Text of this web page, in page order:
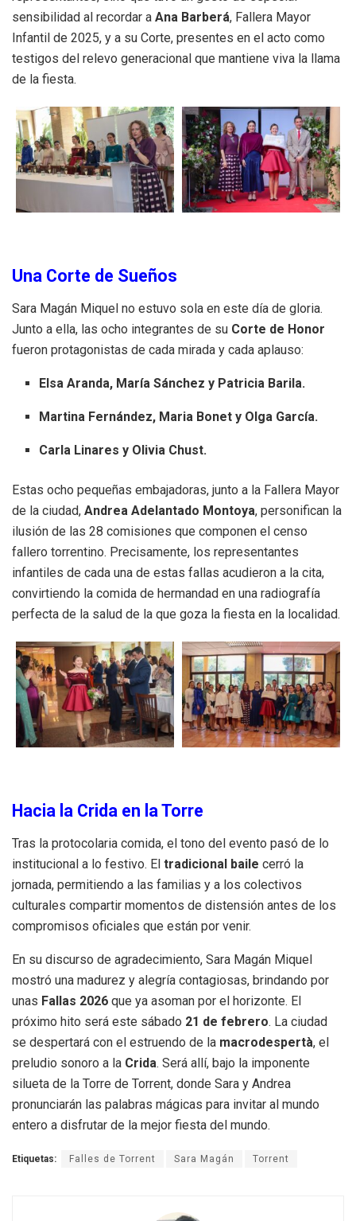
sensibilidad al recordar a Ana Barberá, Fallera Mayor
Infantil de 2025, y a su Corte, presentes en el acto como
testigos del relevo generacional que mantiene viva la llama
de la fiesta.
Una Corte de Sueños
Sara Magán Miquel no estuvo sola en este día de gloria.
Junto a ella, las ocho integrantes de su Corte de Honor
fueron protagonistas de cada mirada y cada aplauso:
Elsa Aranda, María Sánchez y Patricia Barila.
Martina Fernández, Maria Bonet y Olga García.
Carla Linares y Olivia Chust.
Estas ocho pequeñas embajadoras, junto a la Fallera Mayor
de la ciudad, Andrea Adelantado Montoya, personifican la
ilusión de las 28 comisiones que componen el censo
fallero torrentino. Precisamente, los representantes
infantiles de cada una de estas fallas acudieron a la cita,
convirtiendo la comida de hermandad en una radiografía
perfecta de la salud de la que goza la fiesta en la localidad.
Hacia la Crida en la Torre
Tras la protocolaria comida, el tono del evento pasó de lo
institucional a lo festivo. El tradicional baile cerró la
jornada, permitiendo a las familias y a los colectivos
culturales compartir momentos de distensión antes de los
compromisos oficiales que están por venir.
En su discurso de agradecimiento, Sara Magán Miquel
mostró una madurez y alegría contagiosas, brindando por
unas Fallas 2026 que ya asoman por el horizonte. El
próximo hito será este sábado 21 de febrero. La ciudad
se despertará con el estruendo de la macrodespertà, el
preludio sonoro a la Crida. Será allí, bajo la imponente
silueta de la Torre de Torrent, donde Sara y Andrea
pronunciarán las palabras mágicas para invitar al mundo
entero a disfrutar de la mejor fiesta del mundo.
Etiquetas: Falles de Torrent Sara Magán Torrent